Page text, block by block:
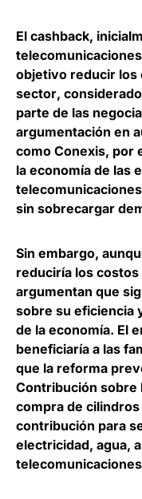
El cashback,
objetivo reducir los
sector,
parte de las
argumentación en
como Conexis, por
la economía de las
sin sobrecargar
Sin embargo,
reduciría los
argumentan que
sobre su eficiencia
de la economía. El
beneficiaría a las
que la reforma
Contribución sobre
compra de
contribución para
electricidad, agua,